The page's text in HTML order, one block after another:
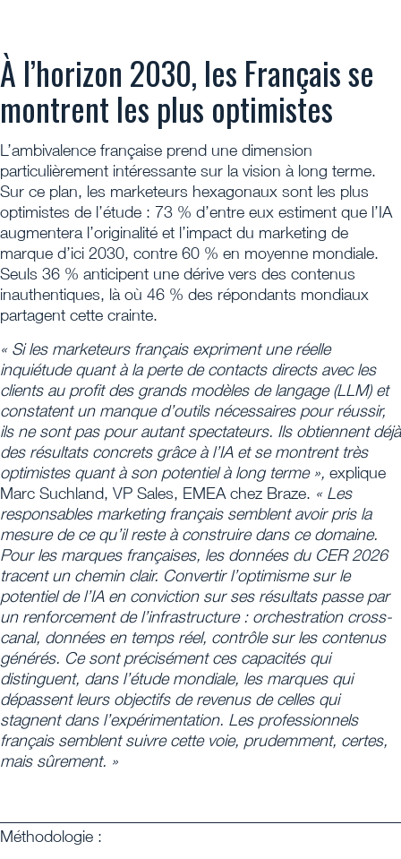
À l’horizon 2030, les Français se
montrent les plus optimistes
L’ambivalence française prend une dimension
particulièrement intéressante sur la vision à long terme.
Sur ce plan, les marketeurs hexagonaux sont les plus
optimistes de l’étude : 73 % d’entre eux estiment que l’IA
augmentera l’originalité et l’impact du marketing de
marque d’ici 2030, contre 60 % en moyenne mondiale.
Seuls 36 % anticipent une dérive vers des contenus
inauthentiques, là où 46 % des répondants mondiaux
partagent cette crainte.
« Si les marketeurs français expriment une réelle
inquiétude quant à la perte de contacts directs avec les
clients au profit des grands modèles de langage (LLM) et
constatent un manque d’outils nécessaires pour réussir,
ils ne sont pas pour autant spectateurs. Ils obtiennent déjà
des résultats concrets grâce à l’IA et se montrent très
optimistes quant à son potentiel à long terme », explique
Marc Suchland, VP Sales, EMEA chez Braze. « Les
responsables marketing français semblent avoir pris la
mesure de ce qu’il reste à construire dans ce domaine.
Pour les marques françaises, les données du CER 2026
tracent un chemin clair. Convertir l’optimisme sur le
potentiel de l’IA en conviction sur ses résultats passe par
un renforcement de l’infrastructure : orchestration cross-
canal, données en temps réel, contrôle sur les contenus
générés. Ce sont précisément ces capacités qui
distinguent, dans l’étude mondiale, les marques qui
dépassent leurs objectifs de revenus de celles qui
stagnent dans l’expérimentation. Les professionnels
français semblent suivre cette voie, prudemment, certes,
mais sûrement. »
Méthodologie :